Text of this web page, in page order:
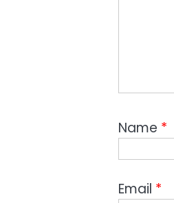
Name *
Email *